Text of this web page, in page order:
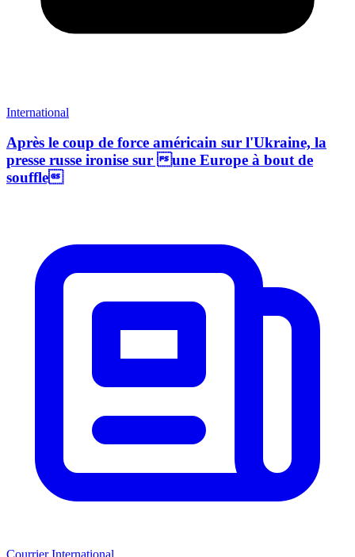
International
Après le coup de force américain sur l'Ukraine, la
presse russe ironise sur une Europe à bout de
souffle
Courrier International